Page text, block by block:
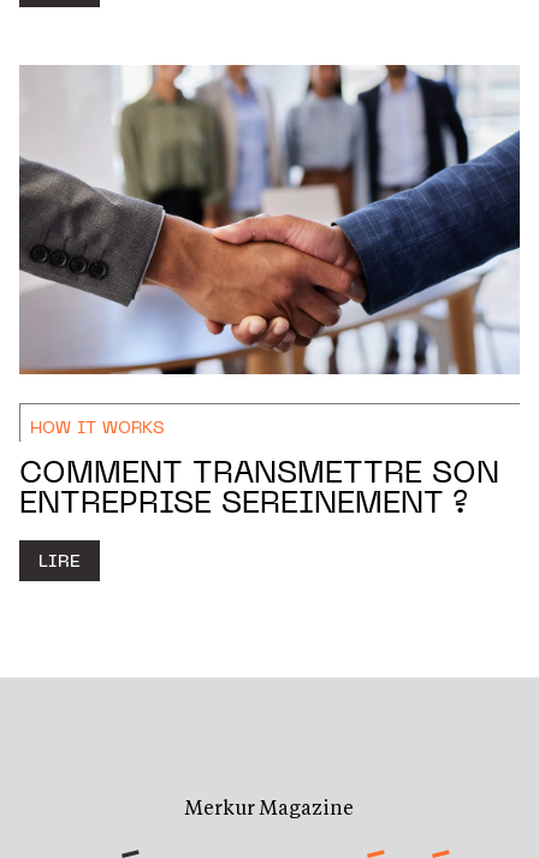
HOW IT WORKS
COMMENT TRANSMETTRE SON
ENTREPRISE SEREINEMENT ?
LIRE
Merkur Magazine